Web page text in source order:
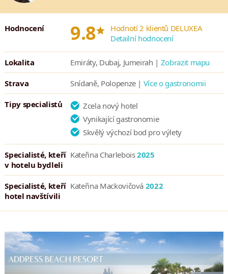
Hodnocení 9.8* Hodnotí 2 klientů DELUXEA
Detailní hodnocení
Lokalita Emiráty, Dubaj, Jumeirah | Zobrazit mapu
Strava Snídaně, Polopenze | Více o gastronomii
Tipy specialistů
Zcela nový hotel
Vynikající gastronomie
Skvělý výchozí bod pro výlety
Specialisté, kteří
v hotelu bydleli
Kateřina Charlebois2025
Specialisté, kteří
hotel navštívili
Kateřina Mackovičová 2022